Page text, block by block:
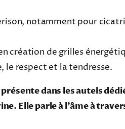
notamment pour
création de grilles
le respect et la tendresse.
dans les autels
Elle parle à l’âme à